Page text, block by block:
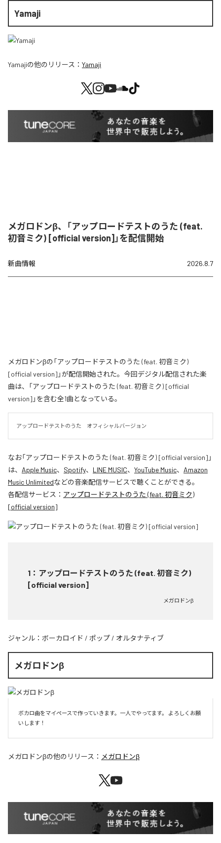
Yamaji
Yamajiの他のリリース： Yamaji
メガロドンβ、「アップロードテストのうた (feat.
初音ミク) [official version]」を配信開始
新曲情報 2026.8.7
メガロドンβの「アップロードテストのうた (feat. 初音ミク)
[official version]」が配信開始された。今回デジタル配信された楽
曲は、「アップロードテストのうた (feat. 初音ミク) [official
version]」を含む全1曲となっている。
アップロードテストのうた　オフィシャルバージョン
なお「アップロードテストのうた (feat. 初音ミク) [official version] 」
は、 Apple Music、 Spotify、 LINE MUSIC、 YouTube Music、 Amazon
Music Unlimitedなどの音楽配信サービスで聴くことができる。
各配信サービス： アップロードテストのうた (feat. 初音ミク)
[official version]
1 ： アップロードテストのうた (feat. 初音ミク)
[official version]
メガロドンβ
ジャンル： ボーカロイド / ポップ / オルタナティブ
メガロドンβ
ボカロ曲をマイペースで作っていきます。一人でやってます。 よろしくお願
いします！
メガロドンβの他のリリース： メガロドンβ